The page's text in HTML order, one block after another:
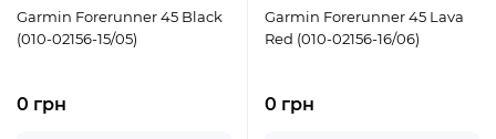
Garmin Forerunner 45 Black
(010-02156-15/05)
0 грн
Garmin Forerunner 45 Lava
Red (010-02156-16/06)
0 грн